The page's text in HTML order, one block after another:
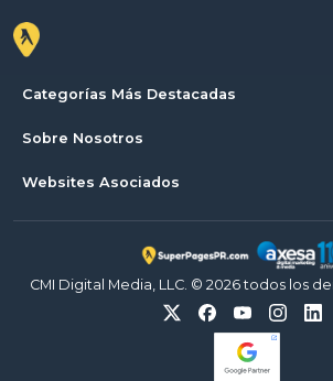
Categorías Más Destacadas
Sobre Nosotros
Websites Asociados
CMI Digital Media, LLC. © 2026 todos los